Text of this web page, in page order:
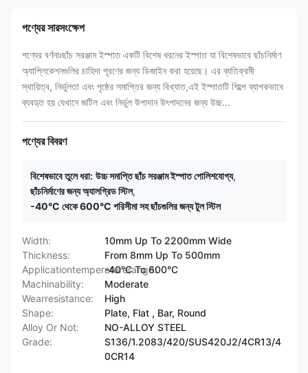
পণ্যের সারসংক্ষেপ
পণ্যের বর্ণনাঃছাঁচ সরঞ্জাম ইস্পাত একটি বিশেষ ধরনের ইস্পাত যা বিশেষভাবে ছাঁচনির্মাণ
অ্যাপ্লিকেশনগুলির চাহিদা পূরণের জন্য ডিজাইন করা হয়েছে। এর ব্যতিক্রমী
স্থায়িত্ব, নির্ভুলতা এবং পৃষ্ঠের সমাপ্তির জন্য বিখ্যাত,এই ইস্পাতটি শিল্পে ব্যাপকভাবে
ব্যবহৃত হয় যেখানে জটিল এবং নির্ভুল উপাদান উৎপাদনের জন্য উচ্চ...
পণ্যের বিবরণ
বিশেষভাবে তুলে ধরা: উচ্চ সমাপ্তি ছাঁচ সরঞ্জাম ইস্পাত পোলিশযোগ্য,
ছাঁচনির্মাণের জন্য অ্যালগ্রিড স্টিল,
-40°C থেকে 600°C পরিসীমা সহ ছাঁচগুলির জন্য টুল স্টিল
Width:
10mm Up To 2200mm Wide
Thickness:
From 8mm Up To 500mm
Applicationtemperaturerange:
-40°C To 600°C
Machinability:
Moderate
Wearresistance:
High
Shape:
Plate, Flat , Bar, Round
Alloy Or Not:
NO-ALLOY STEEL
Grade:
S136/1.2083/420/SUS420J2/4CR13/4
0CR14